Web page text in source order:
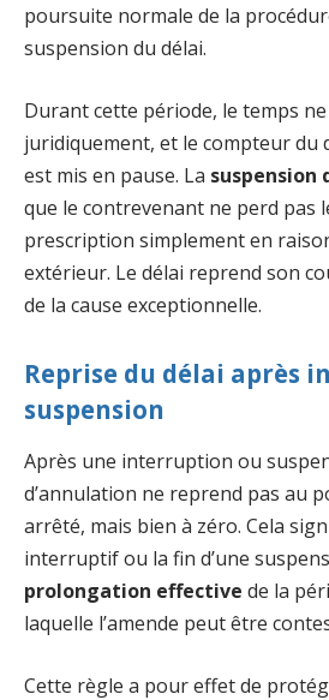
poursuite normale de la
suspension du délai.
Durant cette période, le temps ne
juridiquement, et le compteur du
est mis en pause. La suspension
que le contrevenant ne perd pas
prescription simplement en
extérieur. Le délai reprend son
de la cause exceptionnelle.
Reprise du délai après
suspension
Après une interruption ou
d’annulation ne reprend pas au
arrêté, mais bien à zéro. Cela
interruptif ou la fin d’une
prolongation effective de la
laquelle l’amende peut être
Cette règle a pour effet de